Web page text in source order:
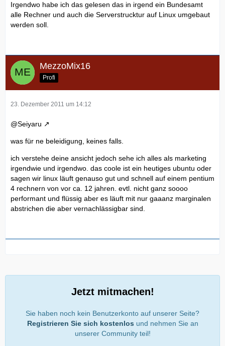
Irgendwo habe ich das gelesen das in irgend ein Bundesamt
alle Rechner und auch die Serverstrucktur auf Linux umgebaut
werden soll.
MezzoMix16
Profi
23. Dezember 2011 um 14:12
@Seiyaru
was für ne beleidigung, keines falls.
ich verstehe deine ansicht jedoch sehe ich alles als marketing
irgendwie und irgendwo. das coole ist ein heutiges ubuntu oder
sagen wir linux läuft genauso gut und schnell auf einem pentium
4 rechnern von vor ca. 12 jahren. evtl. nicht ganz soooo
performant und flüssig aber es läuft mit nur gaaanz marginalen
abstrichen die aber vernachlässigbar sind.
Jetzt mitmachen!
Sie haben noch kein Benutzerkonto auf unserer Seite?
Registrieren Sie sich kostenlos und nehmen Sie an
unserer Community teil!